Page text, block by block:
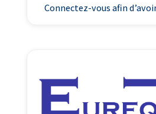
Connectez-vous afin